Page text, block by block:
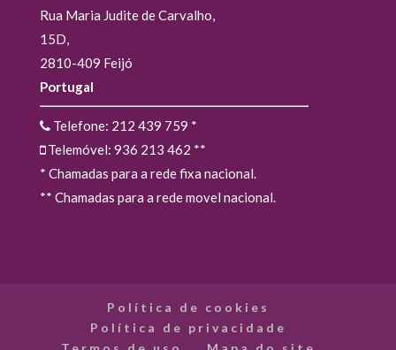
Rua Maria Judite de Carvalho,
15D,
2810-409 Feijó
Portugal
Telefone: 212 439 759 *
Telemóvel: 936 213 462 **
* Chamadas para a rede fixa nacional.
** Chamadas para a rede movel nacional.
Política de cookies
Política de privacidade